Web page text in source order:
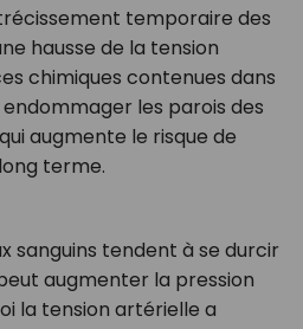
temporaire des
hausse de la tension
chimiques contenues dans
les parois des
augmente le risque de
terme.
sanguins tendent à se durcir
augmenter la pression
la tension artérielle a